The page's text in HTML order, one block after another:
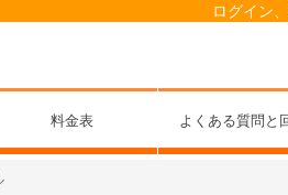
ログイン
料金表 よくある質問と